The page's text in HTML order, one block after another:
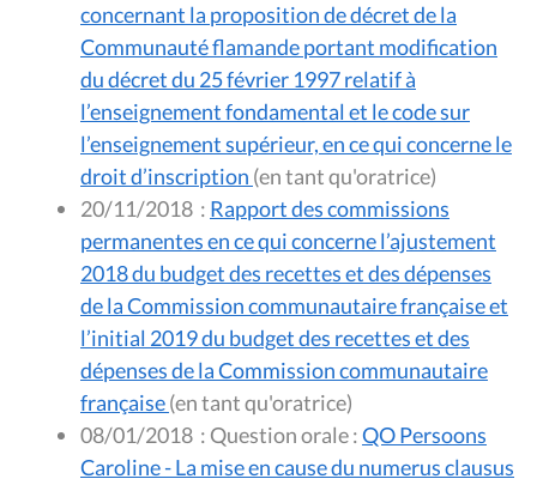
concernant la proposition de décret de la
Communauté flamande portant modification
du décret du 25 février 1997 relatif à
l’enseignement fondamental et le code sur
l’enseignement supérieur, en ce qui concerne le
droit d’inscription
(en tant qu'oratrice)
20/11/2018 : Rapport des commissions
permanentes en ce qui concerne l’ajustement
2018 du budget des recettes et des dépenses
de la Commission communautaire française et
l’initial 2019 du budget des recettes et des
dépenses de la Commission communautaire
française
(en tant qu'oratrice)
08/01/2018 : Question orale :QO Persoons
Caroline - La mise en cause du numerus clausus